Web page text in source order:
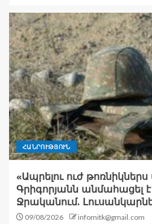
ՀԱՆՐՈՒԹՅՈՒՆ
«Ապրելու ուժ
Գրիգորյանն անմահացել
Ջրականում.
09/08/2026 infomitk@gmail.com